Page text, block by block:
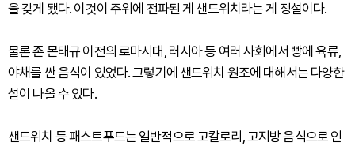
을 갖게 됐다. 이것이 주위에 전파된 게 샌드위치라는 게 정설이다.
물론 존 몬태규 이전의 로마시대, 러시아 등 여러 사회에서 빵에 육류,
야채를 싼 음식이 있었다. 그렇기에 샌드위치 원조에 대해서는 다양한
설이 나올 수 있다.
샌드위치 등 패스트푸드는 일반적으로 고칼로리, 고지방 음식으로 인